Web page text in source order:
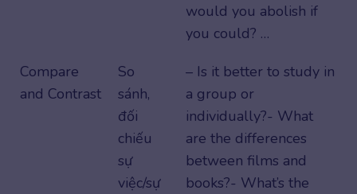
would you abolish if
you could? …
Compare
and Contrast
So
sánh,
đối
chiếu
sự
việc/sự
– Is it better to study in
a group or
individually?- What
are the differences
between films and
books?- What’s the